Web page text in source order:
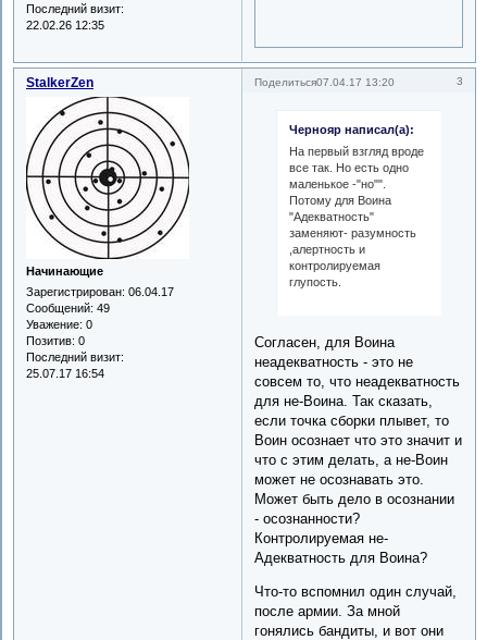
Последний визит:
22.02.26 12:35
Поделиться 3
07.04.17 13:20
StalkerZen
Начинающие
Зарегистрирован: 06.04.17
Сообщений: 49
Уважение: 0
Позитив: 0
Последний визит:
25.07.17 16:54
Чернояр написал(а):
На первый взгляд вроде
все так. Но есть одно
маленькое -"но"".
Потому для Воина
"Адекватность"
заменяют- разумность
,алертность и
контролируемая
глупость.
Согласен, для Воина
неадекватность - это не
совсем то, что неадекватность
для не-Воина. Так сказать,
если точка сборки плывет, то
Воин осознает что это значит и
что с этим делать, а не-Воин
может не осознавать это.
Может быть дело в осознании
- осознанности?
Контролируемая не-
Адекватность для Воина?
Что-то вспомнил один случай,
после армии. За мной
гонялись бандиты, и вот они